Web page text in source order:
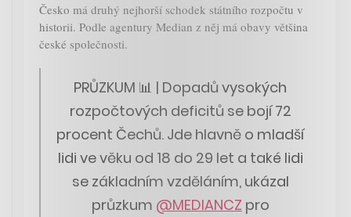
Česko má druhý nejhorší schodek státního rozpočtu v
historii. Podle agentury Median z něj má obavy většina
české společnosti.
PRŮZKUM 📊 | Dopadů vysokých
rozpočtových deficitů se bojí 72
procent Čechů. Jde hlavně o mladší
lidi ve věku od 18 do 29 let a také lidi
se základním vzděláním, ukázal
průzkum @MEDIANCZ pro